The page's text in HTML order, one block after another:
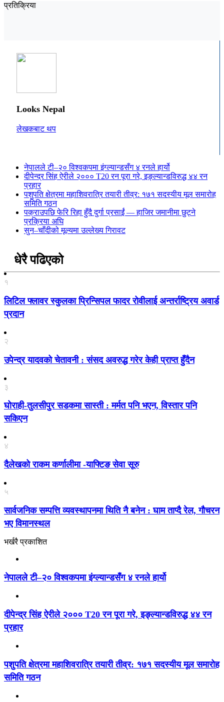
प्रतिक्रिया
Looks Nepal
लेखकबाट थप
नेपालले टी–२० विश्वकपमा इंग्ल्यान्डसँग ४ रनले हार्यो
दीपेन्द्र सिंह ऐरीले २००० T20 रन पूरा गरे, इङ्ल्यान्डविरुद्ध ४४ रन
प्रहार
पशुपति क्षेत्रमा महाशिवरात्रि तयारी तीव्र: १७१ सदस्यीय मूल समारोह
समिति गठन
पक्राउपछि फेरि रिहा हुँदै दुर्गा प्रसाईं — हाजिर जमानीमा छुट्ने
प्रक्रिया अघि
सुन–चाँदीको मूल्यमा उल्लेख्य गिरावट
धेरै पढिएको
१
लिटिल फ्लावर स्कुलका प्रिन्सिपल फादर रोवीलाई अन्तर्राष्ट्रिय अवार्ड
प्रदान
२
उपेन्द्र यादवको चेतावनी : संसद अवरुद्ध गरेर केही प्राप्त हुँदैन
३
घोराही-तुलसीपुर सडकमा सास्ती : मर्मत पनि भएन, विस्तार पनि
सकिएन
४
दैलेखको राकम कर्णालीमा -याफ्टिङ सेवा सूरु
५
सार्वजनिक सम्पत्ति व्यवस्थापनमा थिति नै बनेन : घाम ताप्दै रेल, गौचरन
भए विमानस्थल
भर्खरै प्रकाशित
नेपालले टी–२० विश्वकपमा इंग्ल्यान्डसँग ४ रनले हार्यो
दीपेन्द्र सिंह ऐरीले २००० T20 रन पूरा गरे, इङ्ल्यान्डविरुद्ध ४४ रन
प्रहार
पशुपति क्षेत्रमा महाशिवरात्रि तयारी तीव्र: १७१ सदस्यीय मूल समारोह
समिति गठन